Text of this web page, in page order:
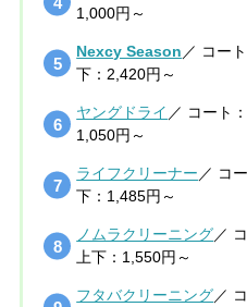
1,000円～
Nexcy Season ／ コー
下：2,420円～
ヤングドライ ／ コート
1,050円～
ライフクリーナー ／ コ
下：1,485円～
ノムラクリーニング／
上下：1,550円～
フタバクリーニング／